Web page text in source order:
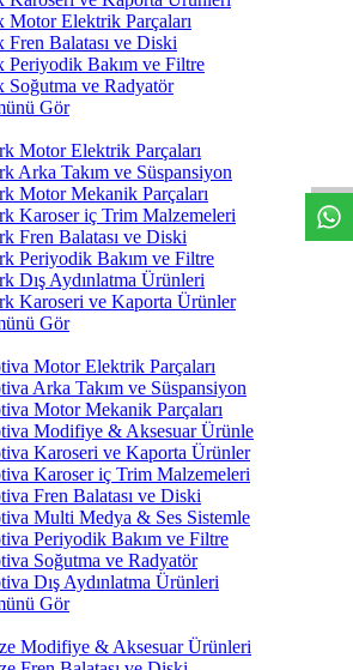
Motor Elektrik Parçaları
Fren Balatası ve Diski
Periyodik Bakım ve Filtre
Soğutma ve Radyatör
Gör
Motor Elektrik Parçaları
Arka Takım ve Süspansiyon
Motor Mekanik Parçaları
Karoser iç Trim Malzemeleri
Fren Balatası ve Diski
Periyodik Bakım ve Filtre
Dış Aydınlatma Ürünleri
Karoseri ve Kaporta Ürünler
Gör
Motor Elektrik Parçaları
Arka Takım ve Süspansiyon
Motor Mekanik Parçaları
Modifiye & Aksesuar Ürünle
Karoseri ve Kaporta Ürünler
Karoser iç Trim Malzemeleri
Fren Balatası ve Diski
Multi Medya & Ses Sistemle
Periyodik Bakım ve Filtre
Soğutma ve Radyatör
Dış Aydınlatma Ürünleri
Gör
Modifiye & Aksesuar Ürünleri